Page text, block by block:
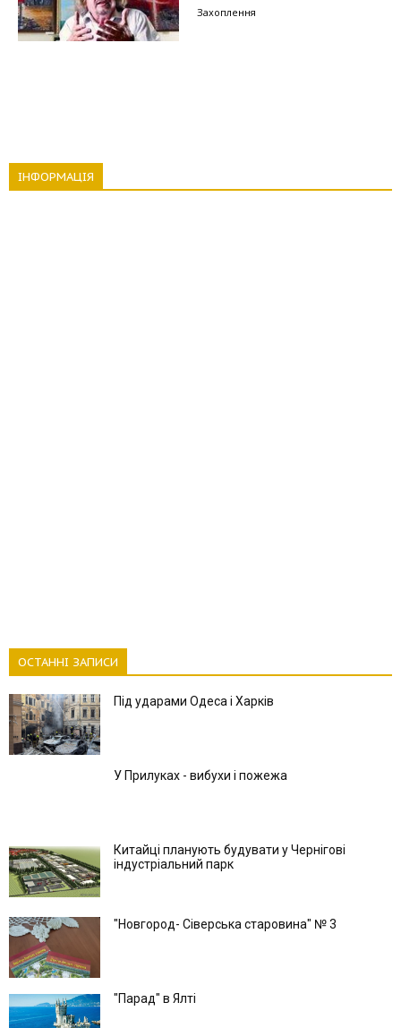
Захоплення
ІНФОРМАЦІЯ
ОСТАННІ ЗАПИСИ
Під ударами Одеса і Харків
У Прилуках - вибухи і пожежа
Китайці планують будувати у Чернігові
індустріальний парк
"Новгород- Сіверська старовина" № 3
"Парад" в Ялті